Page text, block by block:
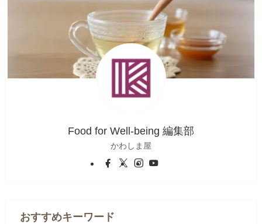
Food for Well-being 編集部
かわしま屋
おすすめキーワード